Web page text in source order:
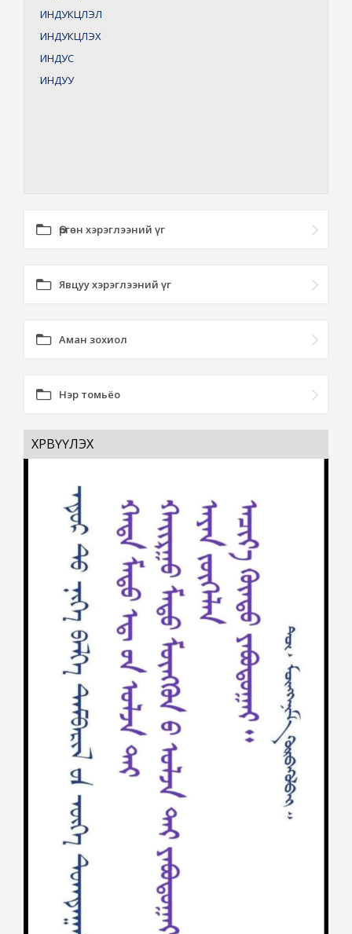
ИНДУКЦЛЭЛ
ИНДУКЦЛЭХ
ИНДУС
ИНДУУ
Өргөн хэрэглээний үг
Явцуу хэрэглээний үг
Аман зохиол
Нэр томьёо
ХӨРВҮҮЛЭХ